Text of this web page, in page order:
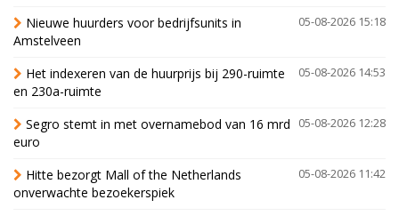
05-08-2026 15:18
Nieuwe huurders voor bedrijfsunits in
Amstelveen
05-08-2026 14:53
Het indexeren van de huurprijs bij 290-ruimte
en 230a-ruimte
05-08-2026 12:28
Segro stemt in met overnamebod van 16 mrd
euro
05-08-2026 11:42
Hitte bezorgt Mall of the Netherlands
onverwachte bezoekerspiek